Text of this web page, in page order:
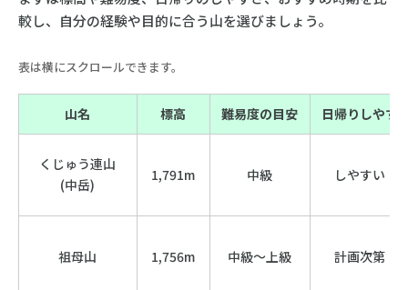
較し、自分の経験や目的に合う山を選びましょう。
表は横にスクロールできます。
山名 標高 難易度の目安 日帰りしやす
くじゅう連山
(中岳)
1,791m 中級 しやすい
祖母山 1,756m 中級〜上級 計画次第